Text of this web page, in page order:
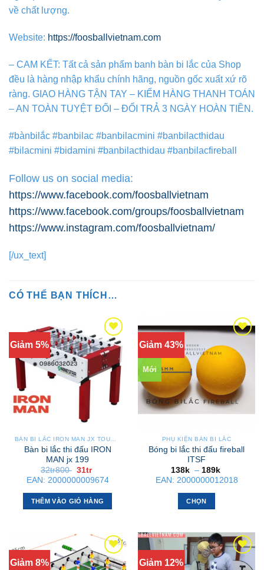
về chất lượng.
Website: https://foosballvietnam.com
– CAM KẾT: Tất cả sản phẩm banh bàn bi lắc của Shop
đều là hàng nhập khẩu chính hãng, nguồn gốc xuất xứ rõ
ràng. GIAO HÀNG TẬN TAY – KIỂM HÀNG THANH TOÁN
– AN TOÀN TUYỆT ĐỐI – ĐỔI TRẢ 3 NGÀY HOÀN TIỀN.
#bànbilắc #banbilac #banbilacmini #banbilacthidau
#bilacmini #bidamini #banbilacthidau #banbilacfireball
Follow us on social media:
https://www.facebook.com/foosballvietnam
https://www.facebook.com/groups/foosballvietnam
https://www.instagram.com/foosballvietnam/
[/ux_text]
CÓ THỂ BẠN THÍCH…
Giảm 5%
BÀN BI LẮC IRON MAN JX TOURNAMENT
Bàn bi lắc thi đấu IRON
MAN jx 199
32tr800 Giá
gốc
là:
32tr800 .
31tr
hiện
tại
là:
31tr .
EAN: 2000000009674
THÊM VÀO GIỎ HÀNG
Giảm 43%
Mới
PHỤ KIỆN BÀN BI LẮC
Bóng bi lắc thi đấu fireball
ITSF
138k – 189k
giá:
từ
EAN: 2000000012018
CHỌN
này
có
nhiều
Giảm 8% Giảm 12%